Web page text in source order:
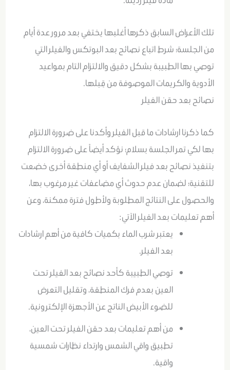
تلك الأعراض السابق ذكرها أغلبها يختفي بعد مرور عدة أيام
من الجلسة؛ شرط اتباع نصائح بعد البوتكس والفيلر التي
توصي بها الطبيبة بشكل دقيق والالتزام التام بمواعيد
الأدوية والكريمات الموصوفة من قِبلها.
نصائح بعد حقن الفيلر
كما ذكرنا ارشادات ما قبل الفيلر وأكدنا على ضرورة الالتزام
بها لكي تمر الجلسة بسلام؛ نؤكد أيضاً على ضرورة الالتزام
بتنفيذ نصائح بعد فيلر الشفايف أو أي منطقة أخرى خضعت
للتقنية؛ لضمان عدم حدوث أي مضاعفات غير مرغوب بها،
والحصول على النتائج المطلوبة ولأطول فترة ممكنة، وعن
أهم تعليمات بعد الفيلر الآتي:
يعتبر شرب الماء بكميات كافية من أهم ارشادات
بعد الفيلر.
توصي الطبيبة كأحد نصائح بعد الفيلر تحت
العين بعدم فرك المنطقة، وتقليل التعرض
للضوء الأبيض الناتج عن الأجهزة الإلكترونية.
من أهم تعليمات بعد حقن الفيلر تحت العين،
تطبيق واقي الشمس وارتداء نظارات شمسية
واقية.